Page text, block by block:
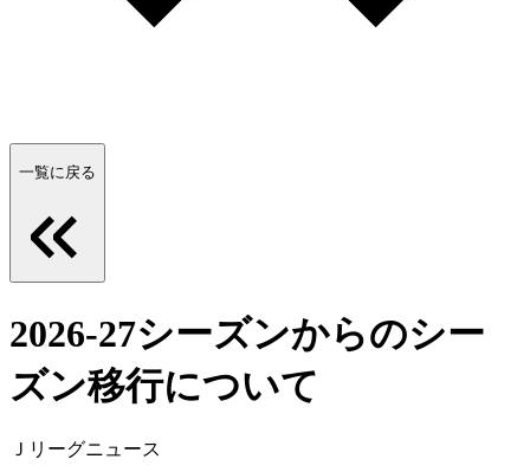
一覧に戻る
2026-27シーズンからのシー
ズン移行について
Ｊリーグニュース